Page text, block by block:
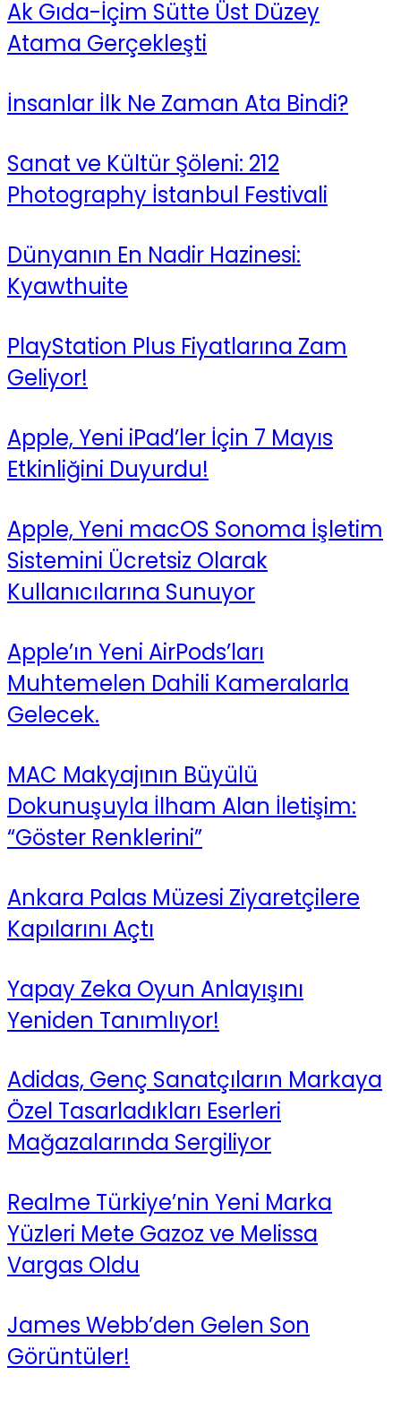
Ak Gıda-İçim Sütte Üst Düzey
Atama Gerçekleşti
İnsanlar İlk Ne Zaman Ata Bindi?
Sanat ve Kültür Şöleni: 212
Photography İstanbul Festivali
Dünyanın En Nadir Hazinesi:
Kyawthuite
PlayStation Plus Fiyatlarına Zam
Geliyor!
Apple, Yeni iPad’ler İçin 7 Mayıs
Etkinliğini Duyurdu!
Apple, Yeni macOS Sonoma İşletim
Sistemini Ücretsiz Olarak
Kullanıcılarına Sunuyor
Apple’ın Yeni AirPods’ları
Muhtemelen Dahili Kameralarla
Gelecek.
MAC Makyajının Büyülü
Dokunuşuyla İlham Alan İletişim:
“Göster Renklerini”
Ankara Palas Müzesi Ziyaretçilere
Kapılarını Açtı
Yapay Zeka Oyun Anlayışını
Yeniden Tanımlıyor!
Adidas, Genç Sanatçıların Markaya
Özel Tasarladıkları Eserleri
Mağazalarında Sergiliyor
Realme Türkiye’nin Yeni Marka
Yüzleri Mete Gazoz ve Melissa
Vargas Oldu
James Webb’den Gelen Son
Görüntüler!